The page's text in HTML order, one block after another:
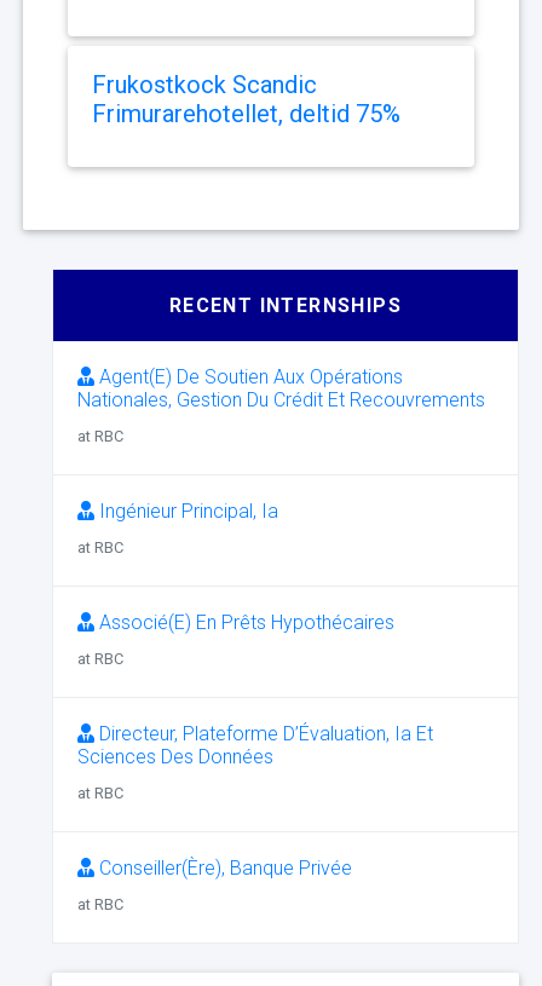
Frukostkock Scandic
Frimurarehotellet, deltid 75%
RECENT INTERNSHIPS
Agent(E) De Soutien Aux Opérations
Nationales, Gestion Du Crédit Et Recouvrements
at RBC
Ingénieur Principal, Ia
at RBC
Associé(E) En Prêts Hypothécaires
at RBC
Directeur, Plateforme D’Évaluation, Ia Et
Sciences Des Données
at RBC
Conseiller(Ère), Banque Privée
at RBC